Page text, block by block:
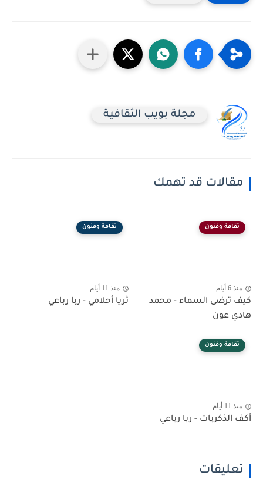
مجلة بويب الثقافية
مقالات قد تهمك
ثقافة وفنون
منذ 6 أيام
كيف ترضى السماء - محمد
هادي عون
ثقافة وفنون
منذ 11 أيام
ثريا أحلامي - ربا رباعي
ثقافة وفنون
منذ 11 أيام
أكف الذكريات - ربا رباعي
تعليقات